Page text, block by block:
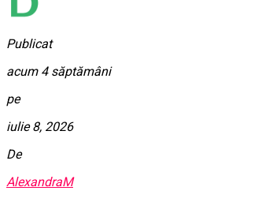
Publicat
acum 4 săptămâni
pe
iulie 8, 2026
De
AlexandraM